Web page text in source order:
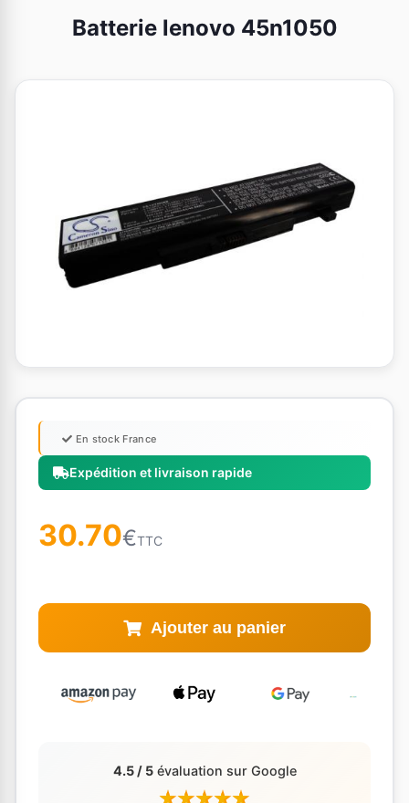
Batterie lenovo 45n1050
Expédition et livraison rapide
En stock France
30.70€TTC
Ajouter au panier
4.5 / 5évaluation sur Google